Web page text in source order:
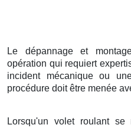
Le dépannage et
opération qui requiert
incident mécanique ou
procédure doit être menée
Lorsqu'un volet roulant se